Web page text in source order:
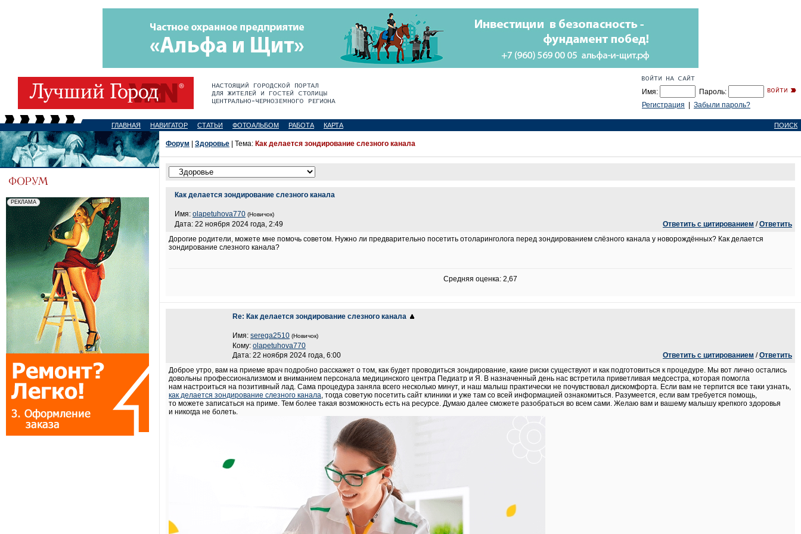
Имя:
Пароль:
Регистрация
Забыли пароль?
ГЛАВНАЯ НАВИГАТОР СТАТЬИ ФОТОАЛЬБОМ РАБОТА КАРТА ПОИСК
Форум Здоровье | Тема: Как делается зондирование слезного канала
Как делается зондирование слезного канала
Имя: olapetuhova770 (Новичок)
Дата: 22 ноября 2024 года, 2:49 Ответить с цитированием /Ответить
Дорогие родители, можете мне помочь советом. Нужно ли предварительно посетить отоларинголога перед зондированием слёзного канала у новорождённых? Как делается
зондирование слезного канала?
Средняя оценка: 2,67
Re: Как делается зондирование слезного канала
Имя: serega2510 (Новичок)
Кому: olapetuhova770
Дата: 22 ноября 2024 года, 6:00
Ответить с цитированием /Ответить
Доброе утро, вам на приеме врач подробно расскажет о том, как будет проводиться зондирование, какие риски существуют и как подготовиться к процедуре. Мы вот лично остались
довольны профессионализмом и вниманием персонала медицинского центра Педиатр и Я. В назначенный день нас встретила приветливая медсестра, которая помогла
нам настроиться на позитивный лад. Сама процедура заняла всего несколько минут, и наш малыш практически не почувствовал дискомфорта. Если вам не терпится все таки узнать,
как делается зондирование слезного канала, тогда советую посетить сайт клиники и уже там со всей информацией ознакомиться. Разумеется, если вам требуется помощь,
то можете записаться на приме. Тем более такая возможность есть на ресурсе. Думаю далее сможете разобраться во всем сами. Желаю вам и вашему малышу крепкого здоровья
и никогда не болеть.